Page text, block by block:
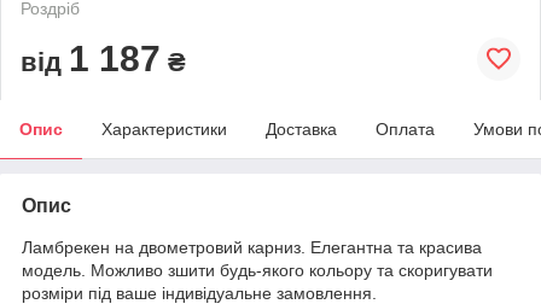
Роздріб
від 1 187 ₴
Опис Характеристики Доставка Оплата Умови
Опис
Ламбрекен на двометровий карниз. Елегантна та красива
модель. Можливо зшити будь-якого кольору та скоригувати
розміри під ваше індивідуальне замовлення.